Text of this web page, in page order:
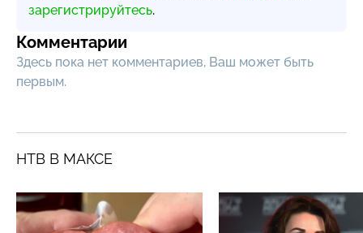
зарегистрируйтесь.
Комментарии
Здесь пока нет комментариев, Ваш может быть
первым.
НТВ В МАКСЕ